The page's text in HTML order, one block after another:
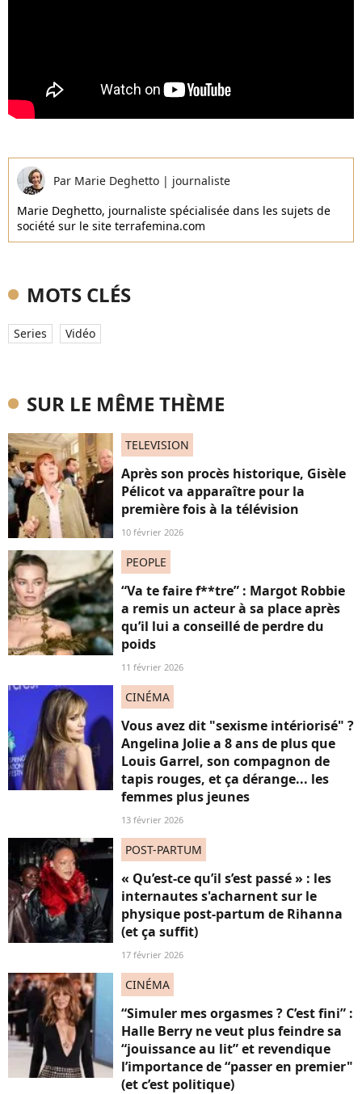
Par Marie Deghetto | journaliste
Marie Deghetto, journaliste spécialisée dans les sujets de
société sur le site terrafemina.com
MOTS CLÉS
Series Vidéo
SUR LE MÊME THÈME
TELEVISION
Après son procès historique, Gisèle
Pélicot va apparaître pour la
première fois à la télévision
10 février 2026
PEOPLE
“Va te faire f**tre” : Margot Robbie
a remis un acteur à sa place après
qu’il lui a conseillé de perdre du
poids
11 février 2026
CINÉMA
Vous avez dit "sexisme intériorisé" ?
Angelina Jolie a 8 ans de plus que
Louis Garrel, son compagnon de
tapis rouges, et ça dérange... les
femmes plus jeunes
13 février 2026
POST-PARTUM
« Qu’est-ce qu’il s’est passé » : les
internautes s'acharnent sur le
physique post-partum de Rihanna
(et ça suffit)
17 février 2026
CINÉMA
“Simuler mes orgasmes ? C’est fini” :
Halle Berry ne veut plus feindre sa
“jouissance au lit” et revendique
l’importance de “passer en premier"
(et c’est politique)